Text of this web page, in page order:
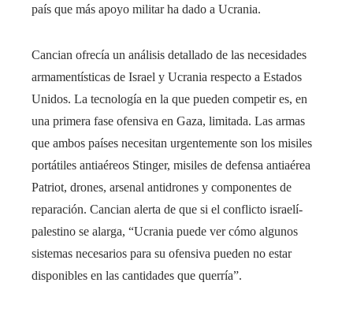
país que más apoyo militar ha dado a Ucrania.
Cancian ofrecía un análisis detallado de las necesidades
armamentísticas de Israel y Ucrania respecto a Estados
Unidos. La tecnología en la que pueden competir es, en
una primera fase ofensiva en Gaza, limitada. Las armas
que ambos países necesitan urgentemente son los misiles
portátiles antiaéreos Stinger, misiles de defensa antiaérea
Patriot, drones, arsenal antidrones y componentes de
reparación. Cancian alerta de que si el conflicto israelí-
palestino se alarga, “Ucrania puede ver cómo algunos
sistemas necesarios para su ofensiva pueden no estar
disponibles en las cantidades que querría”.